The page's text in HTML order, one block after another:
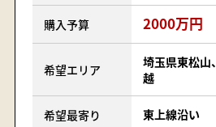
購入予算 2000万円
希望エリア
埼玉県東松山
越
希望最寄り 東上線沿い